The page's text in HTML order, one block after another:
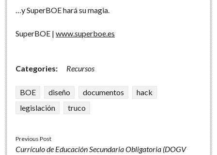
…y SuperBOE hará su magia.
SuperBOE |www.superboe.es
Categories: Recursos
BOE diseño documentos
hack
legislación
truco
Previous Post
Currículo de Educación Secundaria Obligatoria (DOGV